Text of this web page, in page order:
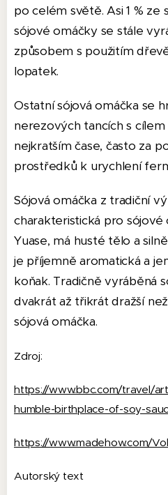
po celém světě.Asi 1 %
sójové omáčky se stále
způsobem s použitím
lopatek.
Ostatní sójová omáčka se
nerezových tancích s
nejkratším čase, často za
prostředků k urychlení
Sójová omáčka z tradiční
charakteristická pro
Yuase, má husté tělo a
je příjemně aromatická a
koňak. Tradičně vyráběná
dvakrát až třikrát dražší
sójová omáčka.
Zdroj:
https://www.bbc.com/travel/
humble-birthplace-of-soy-
https://www.madehow.com/
Autorský text